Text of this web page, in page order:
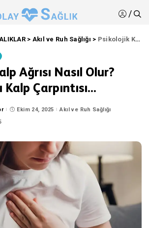
/
> Akıl ve Ruh Sağlığı > Psikolojik Kalp Ağrısı Nasıl Olur? Strese Bağlı Kalp Çarpıntısı…
Ağrısı Nasıl Olur?
Kalp Çarpıntısı…
Ekim 24, 2025
Akıl ve Ruh Sağlığı